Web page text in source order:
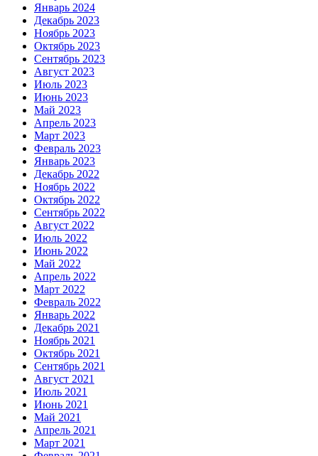
Январь 2024
Декабрь 2023
Ноябрь 2023
Октябрь 2023
Сентябрь 2023
Август 2023
Июль 2023
Июнь 2023
Май 2023
Апрель 2023
Март 2023
Февраль 2023
Январь 2023
Декабрь 2022
Ноябрь 2022
Октябрь 2022
Сентябрь 2022
Август 2022
Июль 2022
Июнь 2022
Май 2022
Апрель 2022
Март 2022
Февраль 2022
Январь 2022
Декабрь 2021
Ноябрь 2021
Октябрь 2021
Сентябрь 2021
Август 2021
Июль 2021
Июнь 2021
Май 2021
Апрель 2021
Март 2021